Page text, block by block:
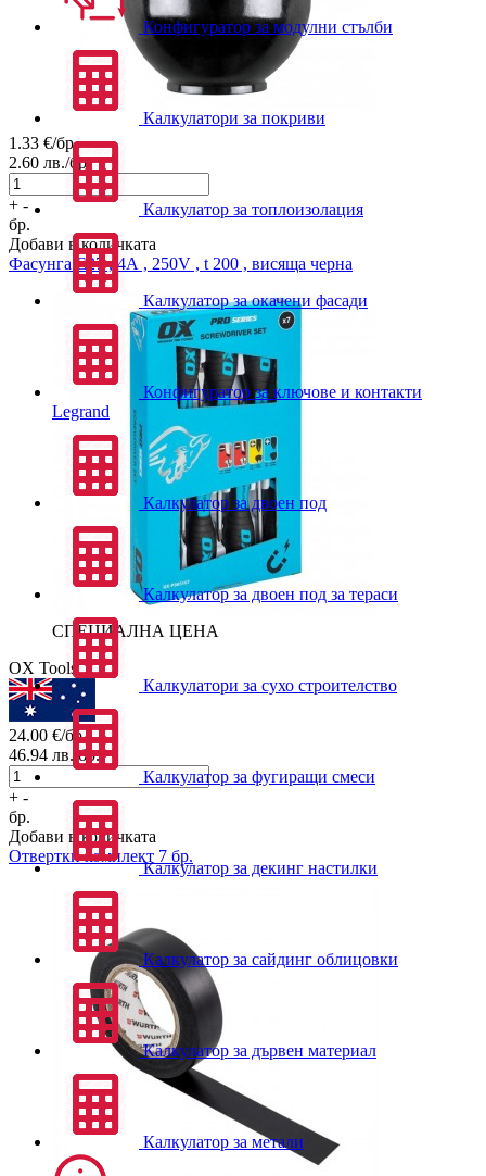
1.33 €/бр.
2.60 лв./бр.
+ -
бр.
Добави в количката
Фасунга Е27 , 4А , 250V , t 200 , висяща черна
СПЕЦИАЛНА ЦЕНА
OX Tools
24.00 €/бр.
46.94 лв./бр.
+ -
бр.
Добави в количката
Отвертки комплект 7 бр.
Конфигуратор за модулни стълби
Калкулатори за покриви
Калкулатор за топлоизолация
Калкулатор за окачени фасади
Конфигуратор за ключове и контакти
Legrand
Калкулатор за двоен под
Калкулатор за двоен под за тераси
Калкулатори за сухо строителство
Калкулатор за фугиращи смеси
Калкулатор за декинг настилки
Калкулатор за сайдинг облицовки
Калкулатор за дървен материал
Калкулатор за метали